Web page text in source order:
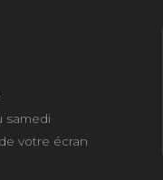
samedi
votre écran